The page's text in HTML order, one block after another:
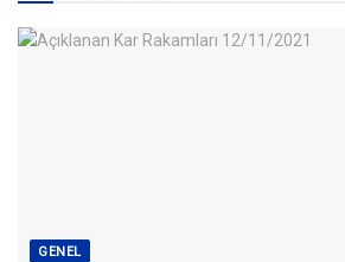
GENEL